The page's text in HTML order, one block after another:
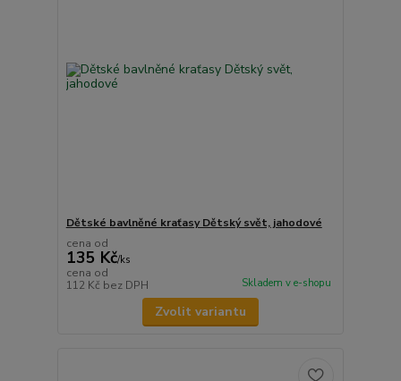
Dětské bavlněné kraťasy Dětský svět, jahodové
cena od
135 Kč/ks
cena od
112 Kč bez DPH Skladem v e-shopu
Zvolit variantu